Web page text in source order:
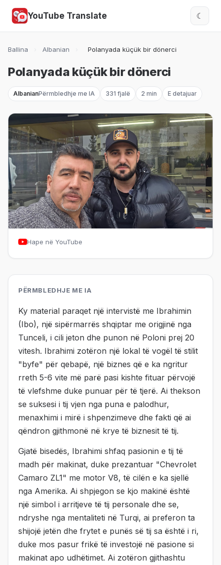
YouTube Translate ☾
Ballina Albanian Polanyada küçük bir dönerci
Polanyada küçük bir dönerci
AlbanianPërmbledhje me IA 331 fjalë 2 min E detajuar
Hape në YouTube
PËRMBLEDHJE ME IA
Ky material paraqet një intervistë me Ibrahimin
(Ibo), një sipërmarrës shqiptar me origjinë nga
Tunceli, i cili jeton dhe punon në Poloni prej 20
vitesh. Ibrahimi zotëron një lokal të vogël të stilit
"byfe" për qebapë, një biznes që e ka ngritur
rreth 5-6 vite më parë pasi kishte fituar përvojë
të vlefshme duke punuar për të tjerë. Ai thekson
se suksesi i tij vjen nga puna e palodhur,
menaxhimi i mirë i shpenzimeve dhe fakti që ai
qëndron gjithmonë në krye të biznesit të tij.
Gjatë bisedës, Ibrahimi shfaq pasionin e tij të
madh për makinat, duke prezantuar "Chevrolet
Camaro ZL1" me motor V8, të cilën e ka sjellë
nga Amerika. Ai shpjegon se kjo makinë është
një simbol i arritjeve të tij personale dhe se,
ndryshe nga mentaliteti në Turqi, ai preferon ta
shijojë jetën dhe frytet e punës së tij sa është i ri,
duke mos pasur frikë të investojë në pasione si
makinat apo udhëtimet. Ai zotëron gjithashtu